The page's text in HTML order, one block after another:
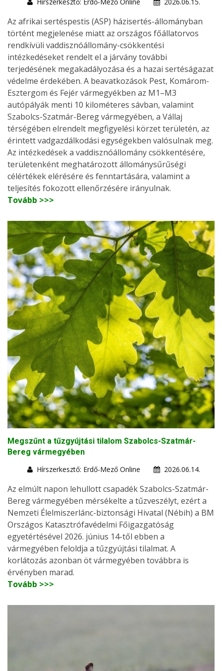
Az afrikai sertéspestis (ASP) házisertés-állományban
történt megjelenése miatt az országos főállatorvos
rendkívüli vaddisznóállomány-csökkentési
intézkedéseket rendelt el a járvány további
terjedésének megakadályozása és a hazai sertéságazat
védelme érdekében. A beavatkozások Pest, Komárom-
Esztergom és Fejér vármegyékben az M1–M3
autópályák menti 10 kilométeres sávban, valamint
Szabolcs-Szatmár-Bereg vármegyében, a Vállaj
térségében elrendelt megfigyelési körzet területén, az
érintett vadgazdálkodási egységekben valósulnak meg.
Az intézkedések a vaddisznóállomány csökkentésére,
területenként meghatározott állománysűrűségi
célértékek elérésére és fenntartására, valamint a
teljesítés fokozott ellenőrzésére irányulnak.
Tovább >>>
Megszűnt a tűzgyújtási tilalom Szabolcs-Szatmár-
Bereg vármegyében
Hírszerkesztő: Erdő-Mező Online
2026.06.14.
Az elmúlt napon lehullott csapadék Szabolcs-Szatmár-
Bereg vármegyében mérsékelte a tűzveszélyt, ezért a
Nemzeti Élelmiszerlánc-biztonsági Hivatal (Nébih) a BM
Országos Katasztrófavédelmi Főigazgatóság
egyetértésével 2026. június 14-től ebben a
vármegyében feloldja a tűzgyújtási tilalmat. A
korlátozás azonban öt vármegyében továbbra is
érvényben marad.
Tovább >>>